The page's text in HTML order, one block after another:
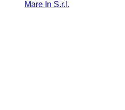
Mare In S.r.l.